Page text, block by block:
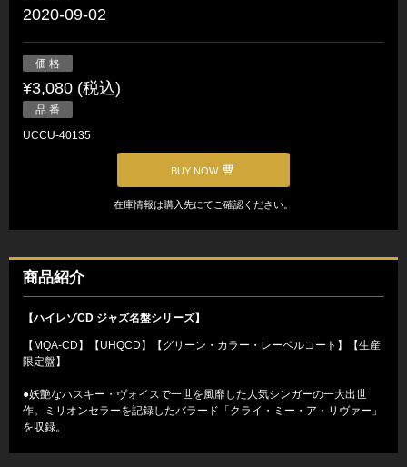
2020-09-02
価 格
¥3,080 (税込)
品 番
UCCU-40135
BUY NOW
在庫情報は購入先にてご確認ください。
商品紹介
【ハイレゾCD ジャズ名盤シリーズ】
【MQA-CD】【UHQCD】【グリーン・カラー・レーベルコート】【生産
限定盤】
●妖艶なハスキー・ヴォイスで一世を風靡した人気シンガーの一大出世
作。ミリオンセラーを記録したバラード「クライ・ミー・ア・リヴァー」
を収録。